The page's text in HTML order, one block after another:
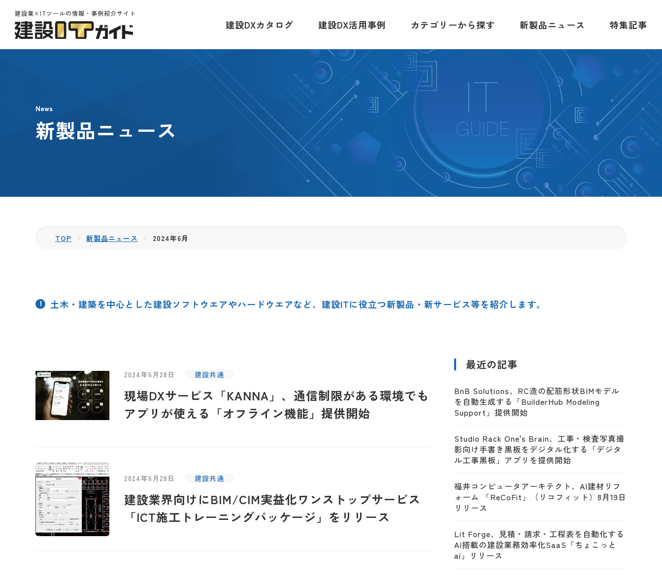
建設業×ITツールの情報・事例紹介サイト
建設DXカタログ 建設DX活用事例 カテゴリーから探す 新製品ニュース 特集記事
News
新製品ニュース
TOP 新製品ニュース 2024年6月
土木・建築を中心とした建設ソフトウエアやハードウエアなど、建設ITに役立つ新製品・新サービス等を紹介します。
2024年6月28日 建設共通
現場DXサービス「KANNA」、通信制限がある環境でも
アプリが使える「オフライン機能」提供開始
2024年6月28日 建設共通
建設業界向けにBIM/CIM実益化ワンストップサービス
「ICT施工トレーニングパッケージ」をリリース
最近の記事
BnB Solutions、RC造の配筋形状BIMモデル
を自動生成する「BuilderHub Modeling
Support」提供開始
Studio Rack One's Brain、工事・検査写真撮
影向け手書き黒板をデジタル化する「デジタ
ル工事黒板」アプリを提供開始
福井コンピュータアーキテクト、AI建材リフ
ォーム 「ReCoFit」（リコフィット）8月19日
リリース
Lit Forge、見積・請求・工程表を自動化する
AI搭載の建設業務効率化SaaS「ちょこっと
ai」リリース